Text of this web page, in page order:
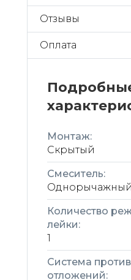
Отзывы
Оплата
Монтаж:
Скрытый
Смеситель:
Однорычажный
Количество
лейки:
1
Система
отложений: